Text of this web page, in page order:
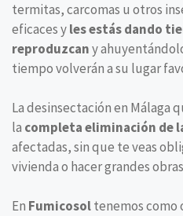
termitas, carcomas u otros
eficaces yles estás dando
reproduzcany
tiempo volverán a su lugar
La desinsectación en Málaga
la completa eliminación de
afectadas, sin que te veas
vivienda o hacer grandes
En Fumicosoltenemos